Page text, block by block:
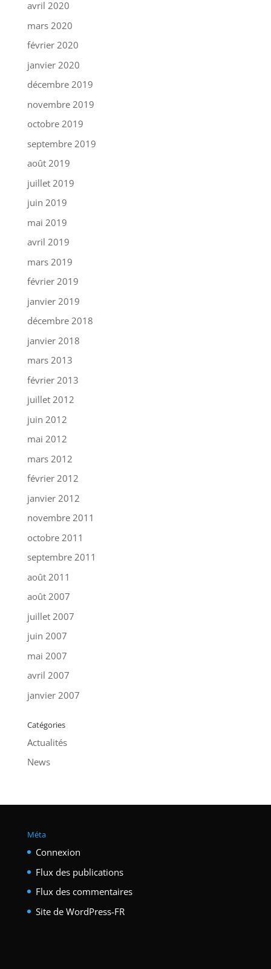
avril 2020
mars 2020
février 2020
janvier 2020
décembre 2019
novembre 2019
octobre 2019
septembre 2019
août 2019
juillet 2019
juin 2019
mai 2019
avril 2019
mars 2019
février 2019
janvier 2019
décembre 2018
janvier 2018
mars 2013
février 2013
juillet 2012
juin 2012
mai 2012
mars 2012
février 2012
janvier 2012
novembre 2011
octobre 2011
septembre 2011
août 2011
août 2007
juillet 2007
juin 2007
mai 2007
avril 2007
janvier 2007
Catégories
Actualités
News
Méta
Connexion
Flux des publications
Flux des commentaires
Site de WordPress-FR